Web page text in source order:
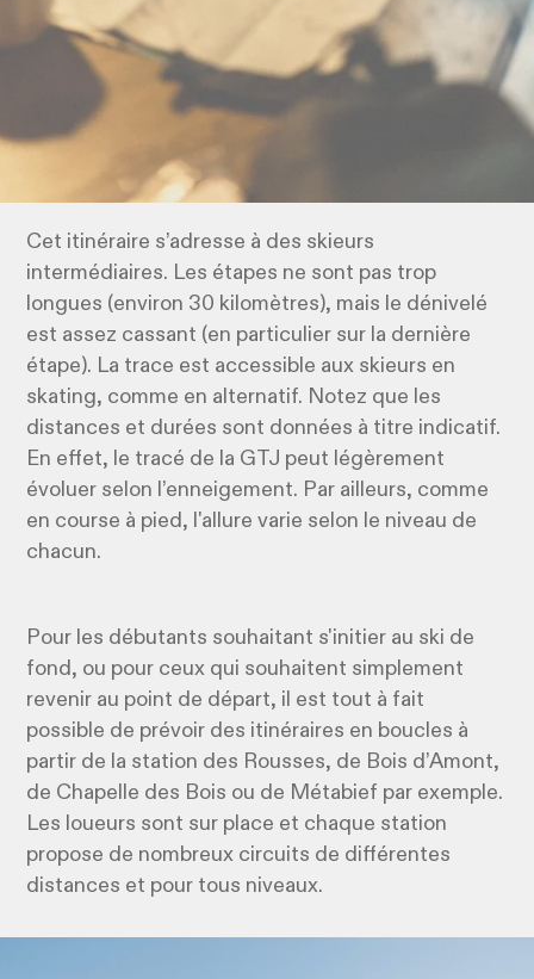
Cet itinéraire s’adresse à des skieurs
intermédiaires. Les étapes ne sont pas trop
longues (environ 30 kilomètres), mais le dénivelé
est assez cassant (en particulier sur la dernière
étape). La trace est accessible aux skieurs en
skating, comme en alternatif. Notez que les
distances et durées sont données à titre indicatif.
En effet, le tracé de la GTJ peut légèrement
évoluer selon l’enneigement. Par ailleurs, comme
en course à pied, l'allure varie selon le niveau de
chacun.
Pour les débutants souhaitant s'initier au ski de
fond, ou pour ceux qui souhaitent simplement
revenir au point de départ, il est tout à fait
possible de prévoir des itinéraires en boucles à
partir de la station des Rousses, de Bois d’Amont,
de Chapelle des Bois ou de Métabief par exemple.
Les loueurs sont sur place et chaque station
propose de nombreux circuits de différentes
distances et pour tous niveaux.